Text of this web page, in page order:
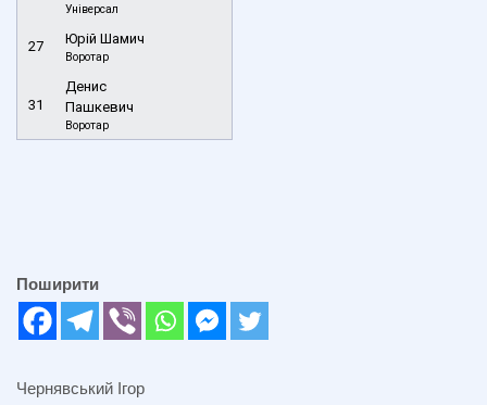
Універсал
27 Юрій Шамич
Воротар
31
Денис
Пашкевич
Воротар
Поширити
Чернявський Ігор